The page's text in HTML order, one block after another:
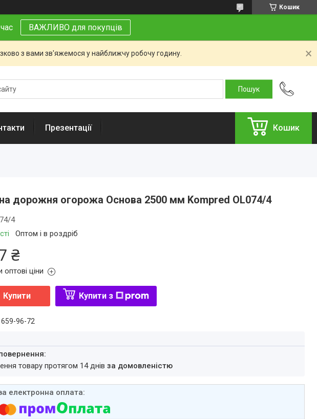
Кошик
ВАЖЛИВО для покупців
з вами зв'яжемося у найближчу робочу годину.
Презентації Кошик
дорожня огорожа Основа 2500 мм Kompred OL074/4
Оптом і в роздріб
4
₴
ціни
Купити Купити з
96-72
товару протягом 14 днів за домовленістю